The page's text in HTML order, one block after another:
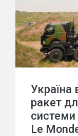
Україна
ракет
системи
Le